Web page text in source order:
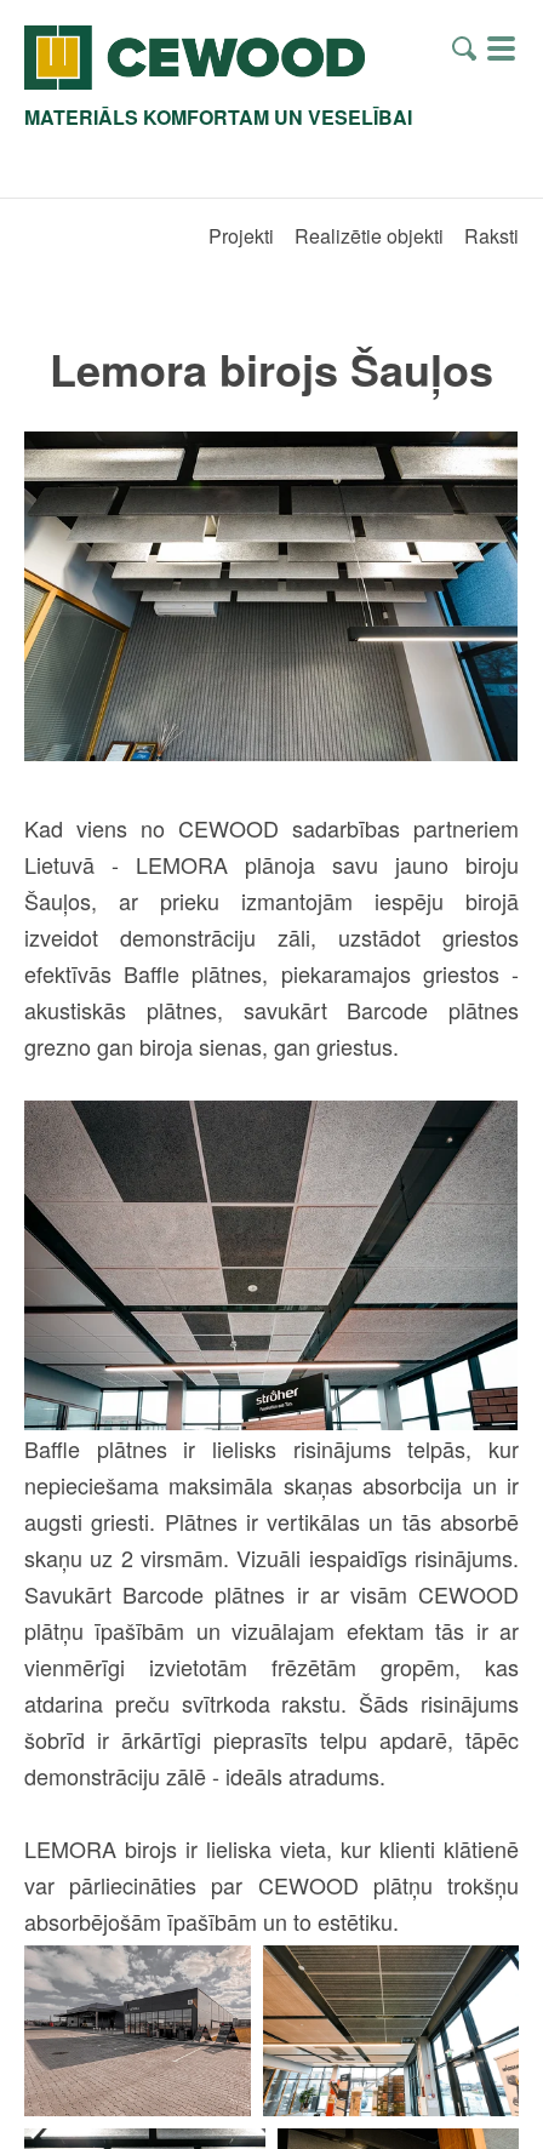
MATERIĀLS KOMFORTAM UN VESELĪBAI
Projekti Realizētie objekti Raksti
Lemora birojs Šauļos
Kad viens no CEWOOD sadarbības partneriem
Lietuvā - LEMORA plānoja savu jauno biroju
Šauļos, ar prieku izmantojām iespēju birojā
izveidot demonstrāciju zāli, uzstādot griestos
efektīvās Baffle plātnes, piekaramajos griestos -
akustiskās plātnes, savukārt Barcode plātnes
grezno gan biroja sienas, gan griestus.
Baffle plātnes ir lielisks risinājums telpās, kur
nepieciešama maksimāla skaņas absorbcija un ir
augsti griesti. Plātnes ir vertikālas un tās absorbē
skaņu uz 2 virsmām. Vizuāli iespaidīgs risinājums.
Savukārt Barcode plātnes ir ar visām CEWOOD
plātņu īpašībām un vizuālajam efektam tās ir ar
vienmērīgi izvietotām frēzētām gropēm, kas
atdarina preču svītrkoda rakstu. Šāds risinājums
šobrīd ir ārkārtīgi pieprasīts telpu apdarē, tāpēc
demonstrāciju zālē - ideāls atradums.
LEMORA birojs ir lieliska vieta, kur klienti klātienē
var pārliecināties par CEWOOD plātņu trokšņu
absorbējošām īpašībām un to estētiku.